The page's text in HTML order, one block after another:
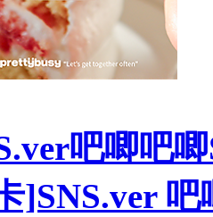
吧唧吧
]SNS.ver